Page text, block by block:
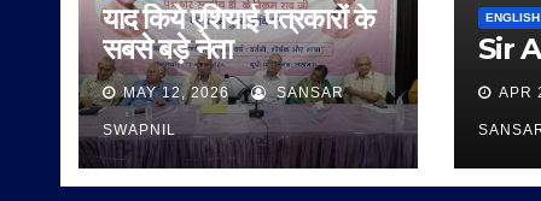
याद किये एशियाई पत्रकारों के
सबसे बड़े नेता
MAY 12, 2026 SANSAR
SWAPNIL
Sir
APR